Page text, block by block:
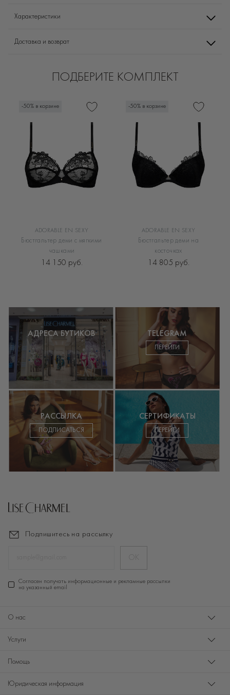
Характеристики
Доставка и возврат
ПОДБЕРИТЕ КОМПЛЕКТ
-50% в корзине
ADORABLE EN SEXY
Бюстгальтер деми с мягкими
чашками
14 150 руб.
-50% в корзине
ADORABLE EN SEXY
Бюстгальтер деми на
косточках
14 805 руб.
АДРЕСА БУТИКОВ TELEGRAM
ПЕРЕЙТИ
РАССЫЛКА
ПОДПИСАТЬСЯ
СЕРТИФИКАТЫ
ПЕРЕЙТИ
Подпишитесь на рассылку
Cогласен получать информационные и рекламные рассылки
на указанный email
О нас
Услуги
Помощь
Юридическая информация